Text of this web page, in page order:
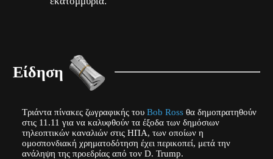
Είδηση
Τριάντα πίνακες ζωγραφικής του Bob Rossθα δημοπρατηθούν
στις 11.11 για να καλυφθούν τα έξοδα των δημόσιων
τηλεοπτικών καναλιών στις ΗΠΑ, των οποίων η
ομοσπονδιακή χρηματοδότηση έχει περικοπεί, μετά την
ανάληψη της προεδρίας από τον D. Trump.